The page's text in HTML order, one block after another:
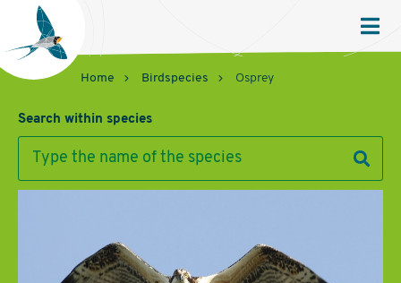
Sovon
Homepage
Home Birdspecies Osprey
Search within species